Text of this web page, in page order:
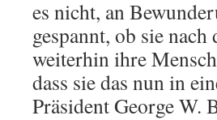
es nicht, an
gespannt, ob sie
weiterhin ihre
dass sie das nun in
Präsident George W.